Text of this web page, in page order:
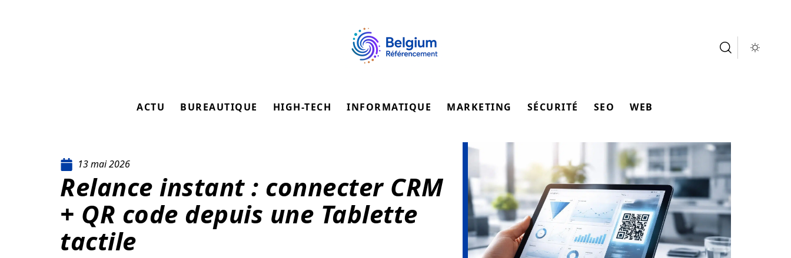
ACTU BUREAUTIQUE HIGH-TECH INFORMATIQUE MARKETING SÉCURITÉ SEO WEB
13 mai 2026
Relance instant : connecter CRM
+ QR code depuis une Tablette
tactile